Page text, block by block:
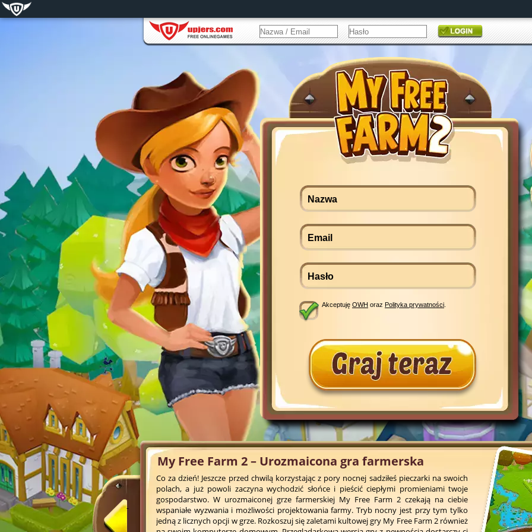
My Free Farm 2 – Urozmaicona gra farmerska
Co za dzień! Jeszcze przed chwilą korzystając z pory nocnej sadziłeś pieczarki na swoich
polach, a już powoli zaczyna wychodzić słońce i pieścić ciepłymi promieniami twoje
gospodarstwo. W urozmaiconej grze farmerskiej My Free Farm 2 czekają na ciebie
wspaniałe wyzwania i możliwości projektowania farmy. Tryb nocny jest przy tym tylko
jedną z licznych opcji w grze. Rozkoszuj się zaletami kultowej gry My Free Farm 2 również
Akceptuję OWH oraz Polityka prywatności